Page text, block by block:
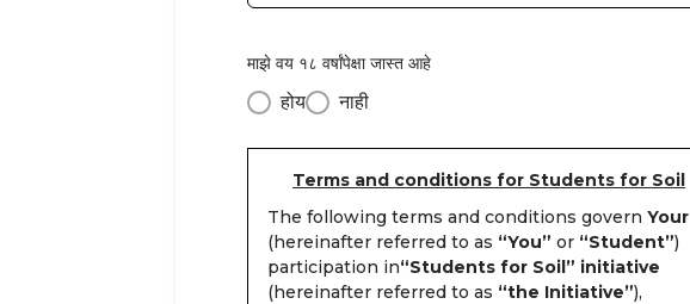
माझे वय १८ वर्षांपेक्षा जास्त आहे
होय नाही
Terms and conditions for Students for Soil
The following terms and conditions govern Your
(hereinafter referred to as “You” or “Student”)
participation in“Students for Soil” initiative
(hereinafter referred to as “the Initiative”),